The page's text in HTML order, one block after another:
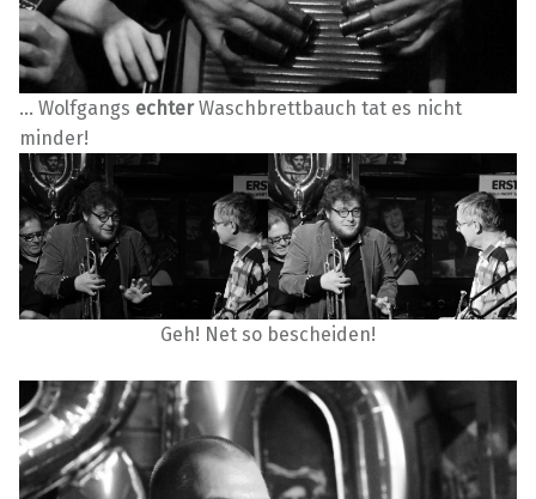
… Wolfgangs echterWaschbrettbauch tat es nicht
minder!
Geh! Net so bescheiden!